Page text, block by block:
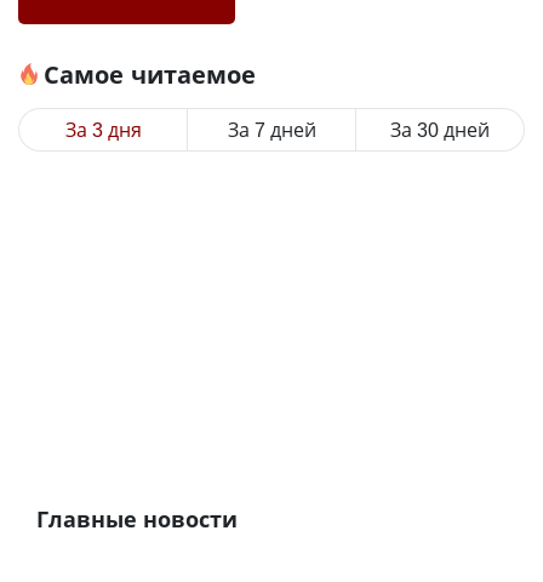
Самое читаемое
За 3 дня За 7 дней За 30 дней
Главные новости